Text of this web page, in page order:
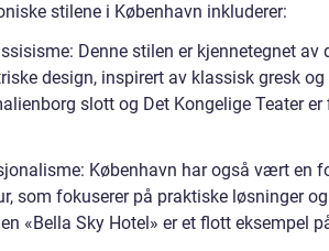
stilene i København inkluderer:
Denne stilen er kjennetegnet av
design, inspirert av klassisk gresk
slott og Det Kongelige Teater
København har også vært en
som fokuserer på praktiske løsninger
«Bella Sky Hotel» er et flott eksempel